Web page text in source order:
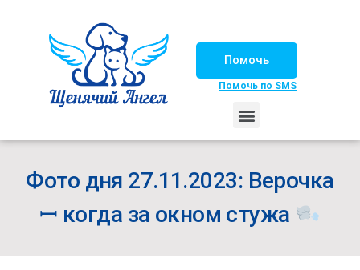
Помочь
Помочь по SMS
Фото дня 27.11.2023: Верочка
ꟷ когда за окном стужа